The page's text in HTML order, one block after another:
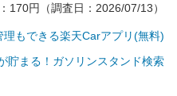
170円（調査日：2026/07/13）
理もできる楽天Carアプリ(無料)
貯まる！ガソリンスタンド検索